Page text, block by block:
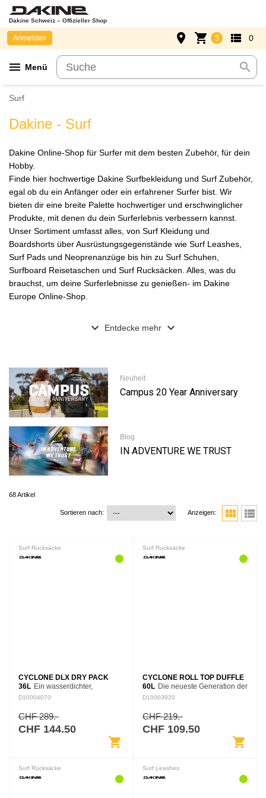
Dakine Schweiz – Offizieller Shop
menu Menü search
Anmelden place shopping_cart 3 view_list 0
Surf
Dakine - Surf
Dakine Online-Shop für Surfer mit dem besten Zubehör, für dein
Hobby.
Finde hier hochwertige Dakine Surfbekleidung und Surf Zubehör,
egal ob du ein Anfänger oder ein erfahrener Surfer bist. Wir
bieten dir eine breite Palette hochwertiger und erschwinglicher
Produkte, mit denen du dein Surferlebnis verbessern kannst.
Unser Sortiment umfasst alles, von Surf Kleidung und
Boardshorts über Ausrüstungsgegenstände wie Surf Leashes,
Surf Pads und Neoprenanzüge bis hin zu Surf Schuhen,
Surfboard Reisetaschen und Surf Rucksäcken. Alles, was du
brauchst, um deine Surferlebnisse zu genießen- im Dakine
Europe Online-Shop.
expand_more Entdecke mehr expand_more
Neuheit
Campus 20 Year Anniversary
Blog
IN ADVENTURE WE TRUST
68 Artikel
Sortieren nach: Anzeigen: view_module view_list
Surf Rucksäcke
CYCLONE DLX DRY PACK
36L Ein wasserdichter,
tauchfähiger Rucksack für
bedeutet, mit den Elementen
umzugehen. Für alle Outdoor-
Aktivitäten…
D10004070
CHF 289.-
CHF 144.50
shopping_cart
Surf Rucksäcke
CYCLONE ROLL TOP DUFFLE
60L Die neueste Generation der
Cyclone Collection, eine Familie
mit versiegelten und vollständig
wasserdichten Nähten,…
D10003920
CHF 219.-
CHF 109.50
shopping_cart
Surf Rucksäcke Surf Leashes